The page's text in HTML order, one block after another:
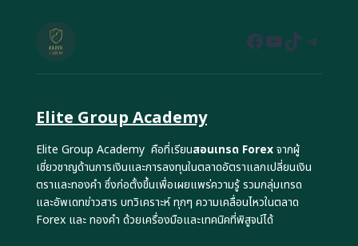
Facebook
YouTube
TikTok
Elite Group Academy
Elite Group Academy คือที่เรียนสอนเทรด Forexจากผู้
เชี่ยวชาญด้านการเงินและการลงทุนในตลาดอัตราแลกเปลี่ยนเงิน
ตราและทองคำ ซึ่งก่อตั้งขึ้นเพื่อเผยแพร่ความรู้ รวมกลุ่มเทรด
และอัพเดทข่าวสาร บทวิเคราะห์ ทุกๆ ความเคลื่อนไหวในตลาด
Forex และ ทองคำ ด้วยเครื่องมือและเทคนิคที่พิสูจน์ได้